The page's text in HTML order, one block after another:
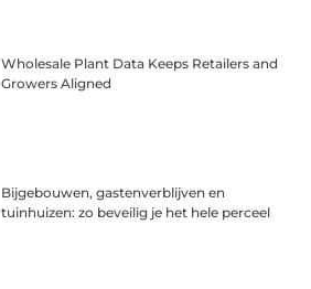
Wholesale Plant Data Keeps Retailers and
Growers Aligned
Bijgebouwen, gastenverblijven en
tuinhuizen: zo beveilig je het hele perceel